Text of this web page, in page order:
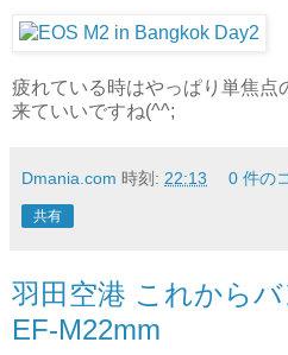
疲れている時はやっぱり単焦点
来ていいですね(^^;
Dmania.com 時刻: 22:13 0 件の
共有
羽田空港 これから
EF-M22mm